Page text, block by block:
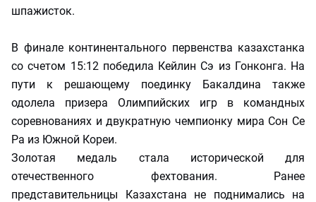
шпажисток.
В финале континентального первенства казахстанка
со счетом 15:12 победила Кейлин Сэ из Гонконга. На
пути к решающему поединку Бакалдина также
одолела призера Олимпийских игр в командных
соревнованиях и двукратную чемпионку мира Сон Се
Ра из Южной Кореи.
Золотая медаль стала исторической для
отечественного фехтования. Ранее
представительницы Казахстана не поднимались на